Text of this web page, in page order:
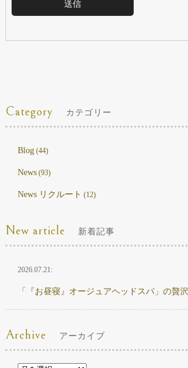
Category カテゴリー
Blog(44)
News(93)
News リクルート (12)
New article 新着記事
2026.07.21:
「『お昼寝』オージュアヘッドスパ」の贅沢
Archive アーカイブ